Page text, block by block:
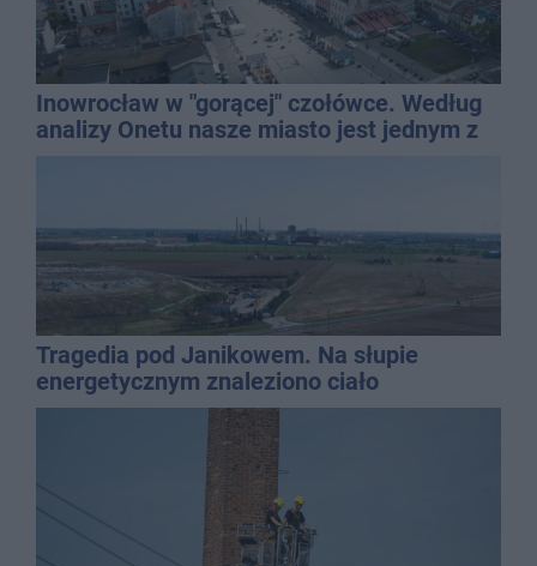
Inowrocław w "gorącej" czołówce. Według
analizy Onetu nasze miasto jest jednym z
Tragedia pod Janikowem. Na słupie
energetycznym znaleziono ciało
mężczyzny